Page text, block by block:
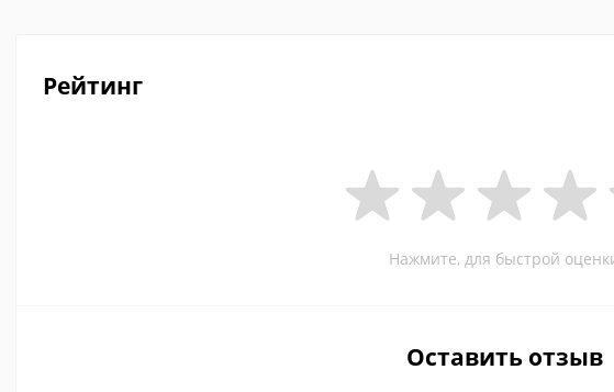
Рейтинг
Нажмите, для быстрой
Оставить отзыв